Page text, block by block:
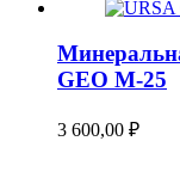
GEO М-25
3 600,00 ₽